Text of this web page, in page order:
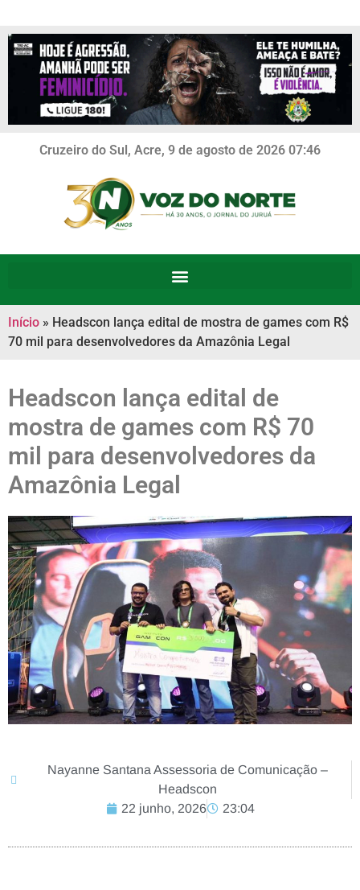
Cruzeiro do Sul, Acre, 9 de agosto de 2026 07:46
Início » Headscon lança edital de mostra de games com R$
70 mil para desenvolvedores da Amazônia Legal
Headscon lança edital de
mostra de games com R$ 70
mil para desenvolvedores da
Amazônia Legal
Nayanne Santana Assessoria de Comunicação –
Headscon
22 junho, 2026
23:04